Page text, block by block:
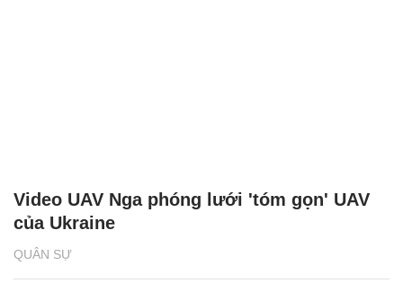
QUÂN SỰ
Video UAV Nga phóng lưới 'tóm gọn' UAV
của Ukraine